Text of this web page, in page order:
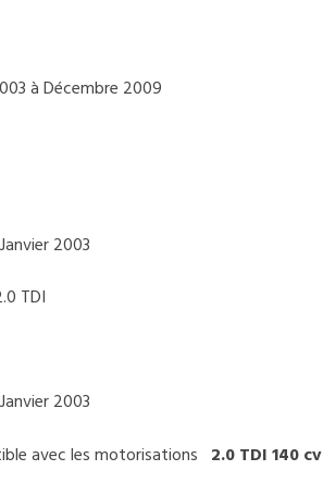
à Décembre 2009
2003
TDI
2003
avec les motorisations 2.0 TDI 140 cv